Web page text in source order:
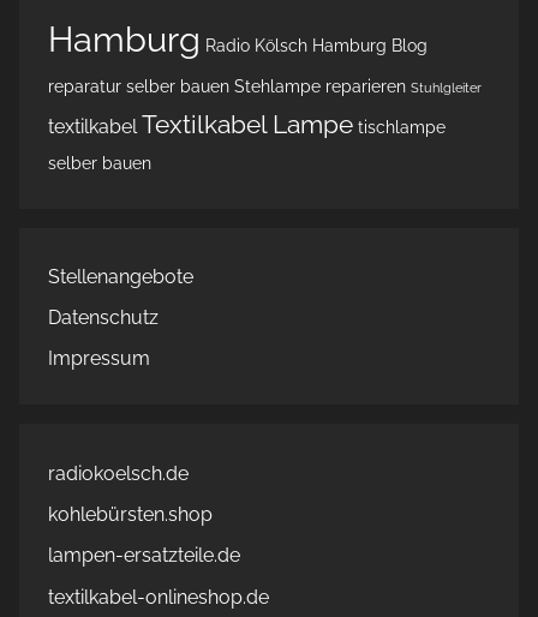
Hamburg Radio Kölsch Hamburg Blog
reparatur selber bauen Stehlampe reparieren Stuhlgleiter
textilkabel Textilkabel Lampe tischlampe
selber bauen
Stellenangebote
Datenschutz
Impressum
radiokoelsch.de
kohlebürsten.shop
lampen-ersatzteile.de
textilkabel-onlineshop.de